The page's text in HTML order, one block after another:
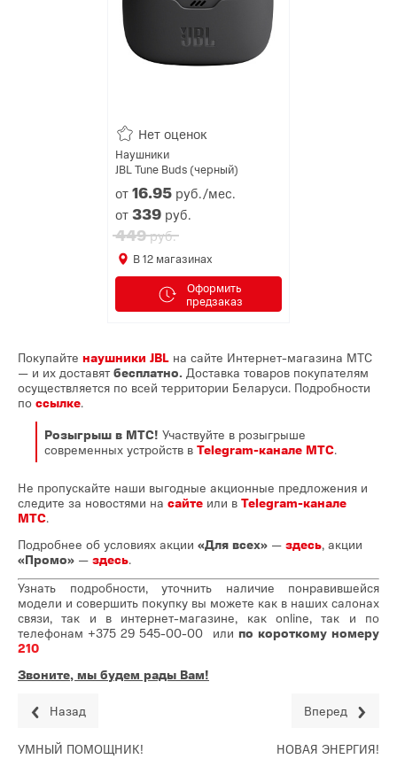
Нет оценок
Наушники
JBL Tune Buds (черный)
от16.95 руб./мес.
от339 руб.
449руб.
В12 магазинах
Оформить
предзаказ
Покупайте наушники JBL на сайте Интернет-магазина МТС
— и их доставят бесплатно. Доставка товаров покупателям
осуществляется по всей территории Беларуси. Подробности
по ссылке.
Розыгрыш в МТС! Участвуйте в розыгрыше
современных устройств в Telegram-канале МТС.
Не пропускайте наши выгодные акционные предложения и
следите за новостями на сайте или в Telegram-канале
МТС.
Подробнее об условиях акции «Для всех» — здесь, акции
«Промо» — здесь.
Узнать подробности, уточнить наличие понравившейся
модели и совершить покупку вы можете как в наших салонах
связи, так и в интернет-магазине, как online, так и по
телефонам +375 29 545-00-00 или по короткому номеру
210
Звоните, мы будем рады Вам!
Назад
УМНЫЙ ПОМОЩНИК!
Вперед
НОВАЯ ЭНЕРГИЯ!